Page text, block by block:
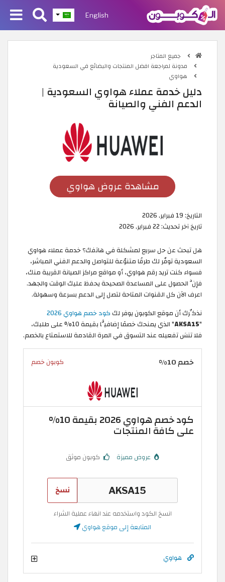
English
جميع المتاجر
مدونة لمراجعة افضل المنتجات والبضائع في السعودية
هواوي
دليل خدمة عملاء هواوي السعودية |
الدعم الفني والصيانة
مشاهدة عروض هواوي
التاريخ:19 فبراير, 2026
تاريخ آخر تحديث:22 فبراير, 2026
هل تبحث عن حل سريع لمشكلة في هاتفك؟ خدمة عملاء هواوي
السعودية توفّر لك طرقًا متنوّعة للتواصل والدعم الفني المباشر،
فسواء كنت تريد رقم هواوي، أو مواقع مراكز الصيانة القريبة منك،
فإنَّ الحصول على المساعدة الصحيحة يحفظ عليك الوقت والجهد.
اعرف الآن كل القنوات المتاحة لتصل إلى الدعم بسرعة وسهولة.
نذكِّرك أن موقع الكوبون يوفر لك كود خصم هواوي 2026
"
AKSA15
" الذي يمنحك خصمًا إضافيًّا بقيمة 10% على طلبك،
فلا تنسَ تفعيله عند التسوق في المرة القادمة للاستمتاع بالخصم.
خصم 10% كوبون خصم
كود خصم هواوي 2026 بقيمة 10%
على كافة المنتجات
عروض مميزة كوبون موثق
نسخ
انسخ الكود واستخدمه عند انهاء عملية الشراء
المتابعة إلى موقع هواوي
هواوي